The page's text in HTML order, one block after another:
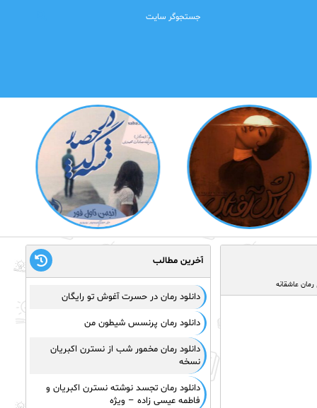
, رمان عاشقانه
آخرین مطالب
دانلود رمان در حسرت آغوش تو رایگان
دانلود رمان پرنسس شیطون من
دانلود رمان مخمور شب از نسترن اکبریان
نسخه
دانلود رمان تجسد نوشته نسترن اکبریان و
فاطمه عیسی زاده – ویژه